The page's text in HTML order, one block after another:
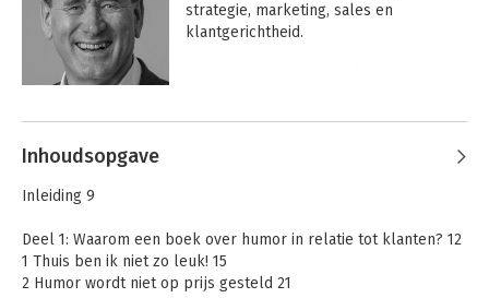
strategie, marketing, sales en
klantgerichtheid.
Marketing Management was Jos ruim
omvang op het terrein van strategie,
marketing en klantgerichtheid.
Andere boeken door Jos Burgers
Inhoudsopgave
Inleiding 9
Deel 1: Waarom een boek over humor in relatie tot klanten? 12
1 Thuis ben ik niet zo leuk! 15
2 Humor wordt niet op prijs gesteld 21